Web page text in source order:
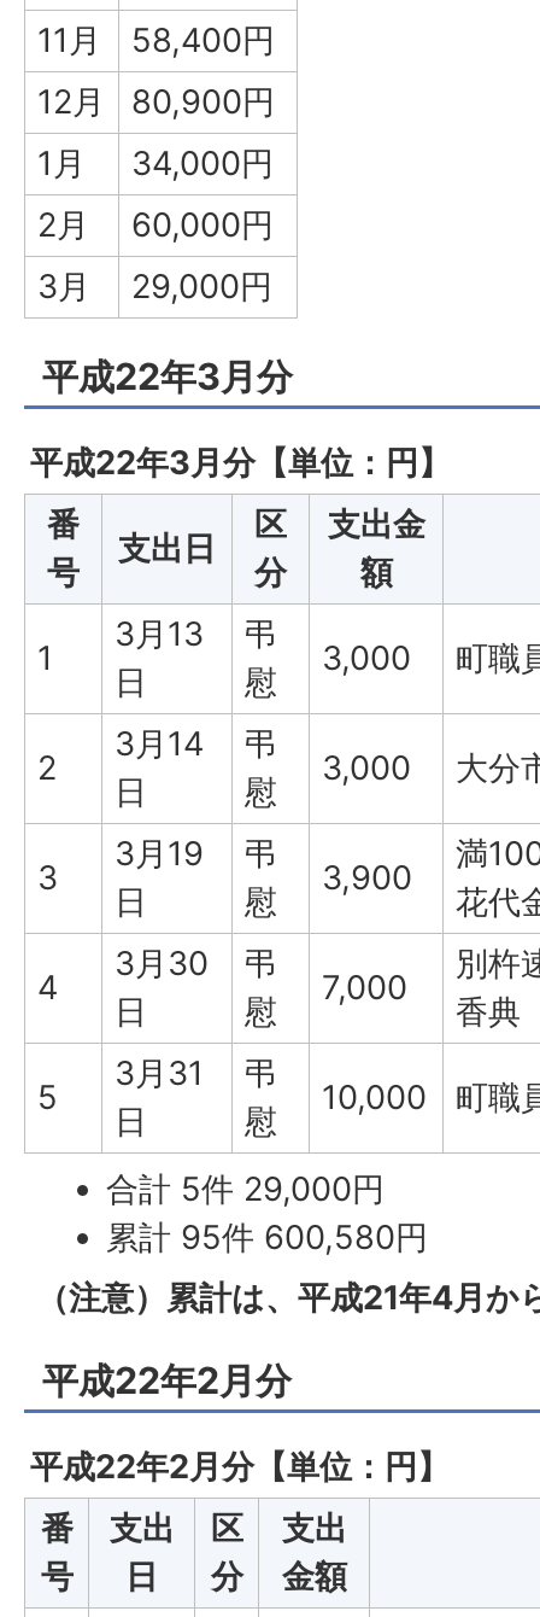
11月
58,400円
12月
80,900円
1月
34,000円
2月
60,000円
3月
29,000円
平成22年3月分
平成22年3月分【単位：円】
番
号
支出日
区
分
支出金
額
1
3月13
日
弔
慰
3,000 町職
2
3月14
日
弔
慰
3,000 大分
3
3月19
日
弔
慰
3,900
満
花代
4
3月30
日
弔
慰
7,000
別杵
香典
5
3月31
日
弔
慰
10,000 町職
合計 5件 29,000円
累計 95件 600,580円
（注意）累計は、平成21年4月
平成22年2月分
平成22年2月分【単位：円】
番
号
支出
日
区
分
支出
金額